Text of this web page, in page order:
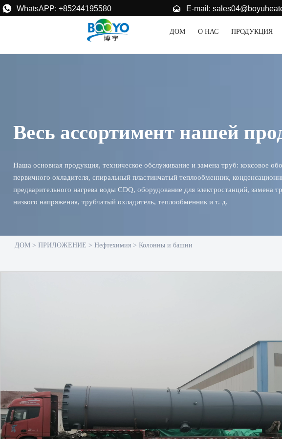
 WhatsAPP: +85244195580  E-mail:
ДОМ О НАС ПРОДУКЦИЯ
Весь ассортимент нашей
Наша основная продукция, техническое обслуживание и замена труб: коксовое
первичного охладителя, спиральный пластинчатый теплообменник,
предварительного нагрева воды CDQ, оборудование для электростанций, замена
низкого напряжения, трубчатый охладитель, теплообменник и т. д.
ДОМ > ПРИЛОЖЕНИЕ > Нефтехимия > Колонны и башни